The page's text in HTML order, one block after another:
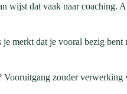
wijst dat vaak naar coaching.
merkt dat je vooral bezig
zonder verwerking